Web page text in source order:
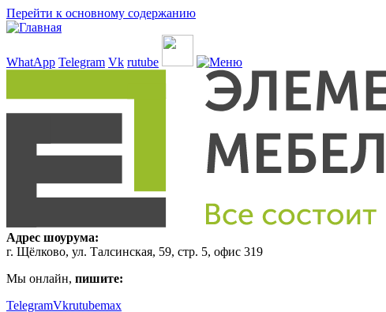
Перейти к основному содержанию
WhatApp Telegram Vk rutube
Адрес шоурума:
г. Щёлково, ул. Талсинская, 59, стр. 5, офис 319
Мы онлайн, пишите:
TelegramVkrutubemax